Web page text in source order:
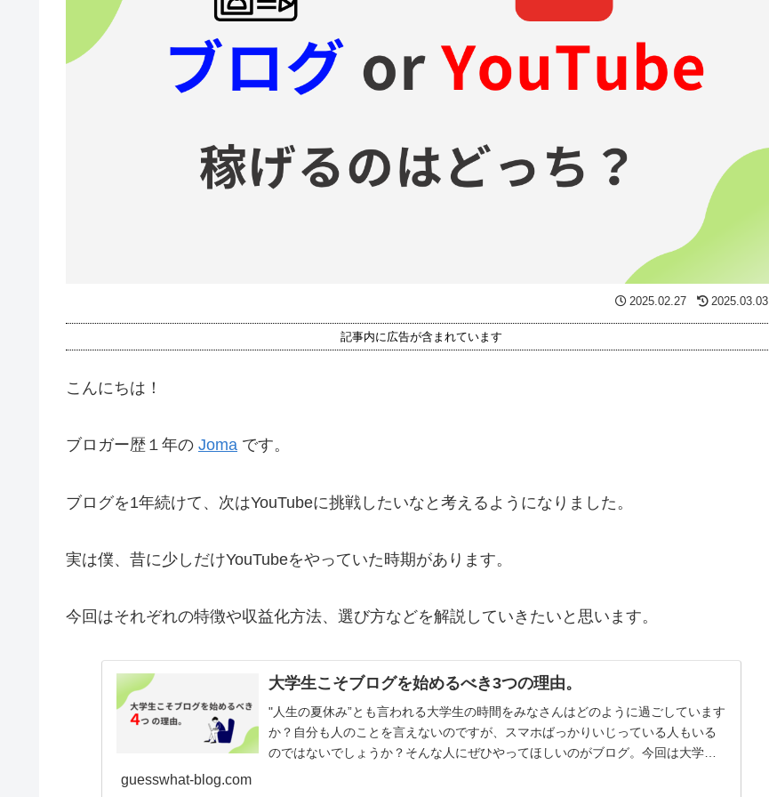
2025.02.27 2025.03.03
記事内に広告が含まれています
こんにちは！
ブロガー歴１年の Joma です。
ブログを1年続けて、次はYouTubeに挑戦したいなと考えるようになりました。
実は僕、昔に少しだけYouTubeをやっていた時期があります。
今回はそれぞれの特徴や収益化方法、選び方などを解説していきたいと思います。
大学生こそブログを始めるべき3つの理由。
"人生の夏休み”とも言われる大学生の時間をみなさんはどのように過ごしています
か？自分も人のことを言えないのですが、スマホばっかりいじっている人もいる
のではないでしょうか？そんな人にぜひやってほしいのがブログ。今回は大学生
guesswhat-blog.com